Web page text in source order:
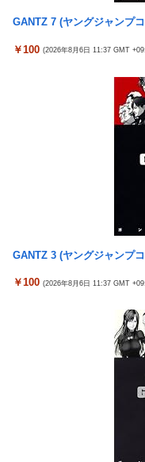
西武・中村剛也、一軍昇
フジ『有吉の夏休み』今
【有能】政府「トラック
らず走るし流問題解決じ
母と一緒の時に、明らか
「なんであんな歩き方な
ソフトの入れ替えなんて
DL版選ぶ理由だわとかな
ガルシア 打率.230 13打
伊勢鈴蘭さん、コカ・コ
【速報】れいわ新選組さ
ｗ
【悲報】観光客「やっぱ
ワイ「ぷっwwww」
【衝撃】ハンターハンタ
ルタ族の虐殺犯人がツェ
【ウマ娘】わたしの全
GANTZ 7 (ヤングジャンプ
￥100 (2026年8月6日 11:37 GMT
GANTZ 3 (ヤングジャンプ
￥100 (2026年8月6日 11:37 GMT